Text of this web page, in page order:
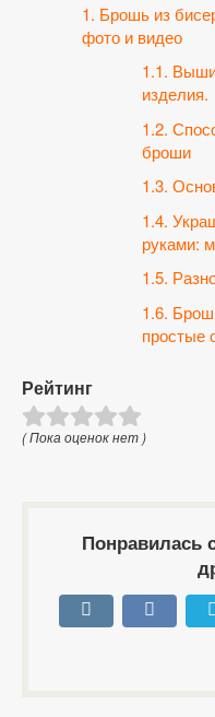
1. Брошь из
фото и видео
1.1.
изделия.
1.2.
броши
1.3.
1.4.
руками:
1.5.
1.6.
простые
Рейтинг
( Пока оценок нет )
Понравилась